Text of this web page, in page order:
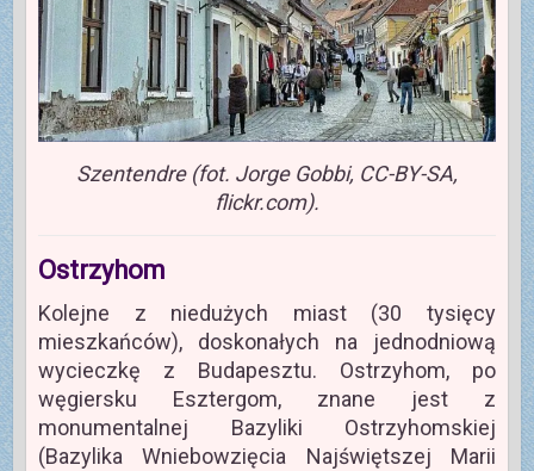
Szentendre (fot. Jorge Gobbi, CC-BY-SA,
flickr.com).
Ostrzyhom
Kolejne z niedużych miast (30 tysięcy
mieszkańców), doskonałych na jednodniową
wycieczkę z Budapesztu. Ostrzyhom, po
węgiersku Esztergom, znane jest z
monumentalnej Bazyliki Ostrzyhomskiej
(Bazylika Wniebowzięcia Najświętszej Marii